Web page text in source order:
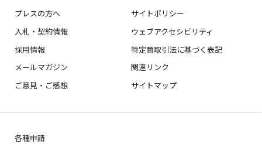
プレスの方へ
サイトポリシー
入札・契約情報
ウェブアクセシビリティ
採用情報
特定商取引法に基づく表記
メールマガジン
関連リンク
ご意見・ご感想
サイトマップ
各種申請